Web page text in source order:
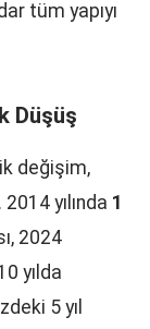
tüm yapıyı
Düşüş
değişim,
yılında 1
2024
yılda
5 yıl